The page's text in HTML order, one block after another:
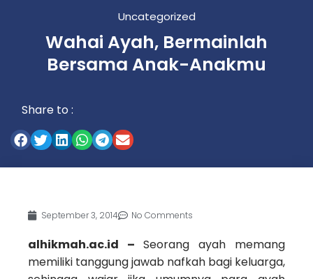
Uncategorized
Wahai Ayah, Bermainlah
Bersama Anak-Anakmu
Share to :
September 3, 2014 No Comments
alhikmah.ac.id – Seorang ayah memang
memiliki tanggung jawab nafkah bagi keluarga,